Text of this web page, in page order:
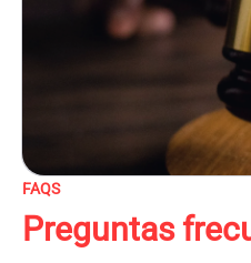
FAQS
Preguntas